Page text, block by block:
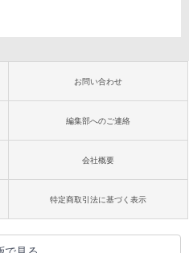
お問い合わせ
編集部へのご連絡
会社概要
特定商取引法に基づく表示